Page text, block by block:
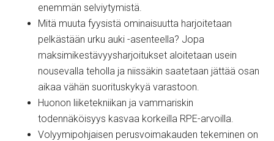
enemmän selviytymistä.
Mitä muuta fyysistä ominaisuutta harjoitetaan
pelkästään urku auki -asenteella? Jopa
maksimikestävyysharjoitukset aloitetaan usein
nousevalla teholla ja niissäkin saatetaan jättää osan
aikaa vähän suorituskykyä varastoon.
Huonon liiketekniikan ja vammariskin
todennäköisyys kasvaa korkeilla RPE-arvoilla.
Volyymipohjaisen perusvoimakauden tekeminen on